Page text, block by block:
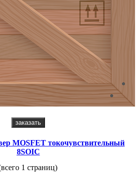
заказать
MOSFET токочувствительный
8SOIC
1 страниц)